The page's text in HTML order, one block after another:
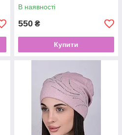
В наявності
550 ₴
Купити